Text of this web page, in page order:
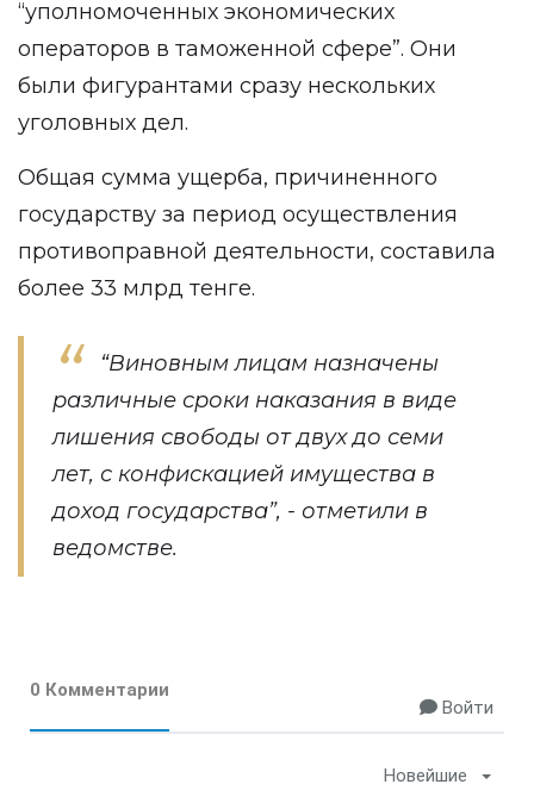
“уполномоченных экономических
операторов в таможенной сфере”. Они
были фигурантами сразу нескольких
уголовных дел.
Общая сумма ущерба, причиненного
государству за период осуществления
противоправной деятельности, составила
более 33 млрд тенге.
“Виновным лицам назначены
различные сроки наказания в виде
лишения свободы от двух до семи
лет, с конфискацией имущества в
доход государства”, - отметили в
ведомстве.
0 Комментарии
Войти
Новейшие